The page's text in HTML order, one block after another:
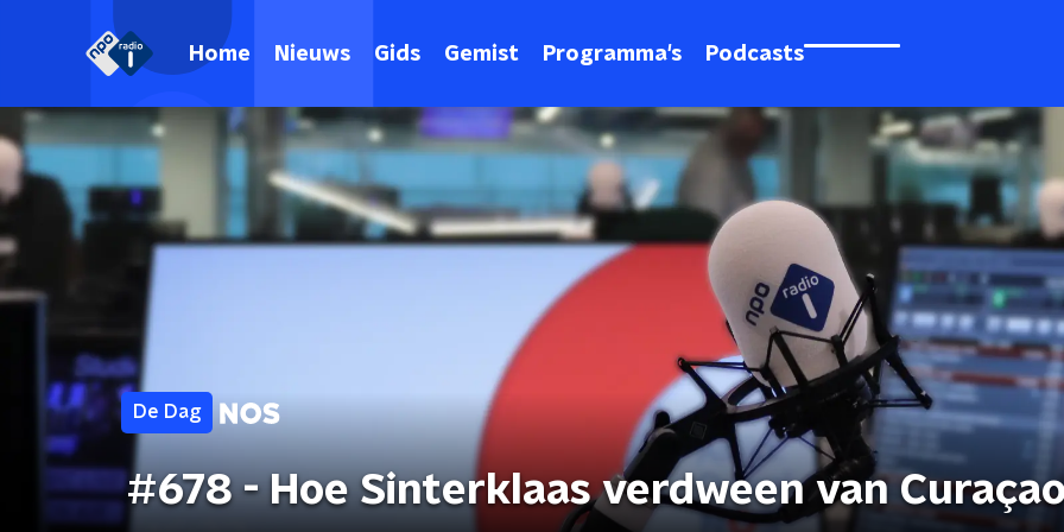
Home Nieuws Gids Gemist Programma's Podcasts
De Dag
#678 - Hoe Sinterklaas verdween van